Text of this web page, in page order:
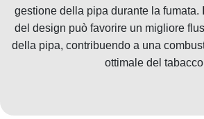
gestione della pipa durante la fumata.
del design può favorire un migliore
della pipa, contribuendo a una
ottimale del